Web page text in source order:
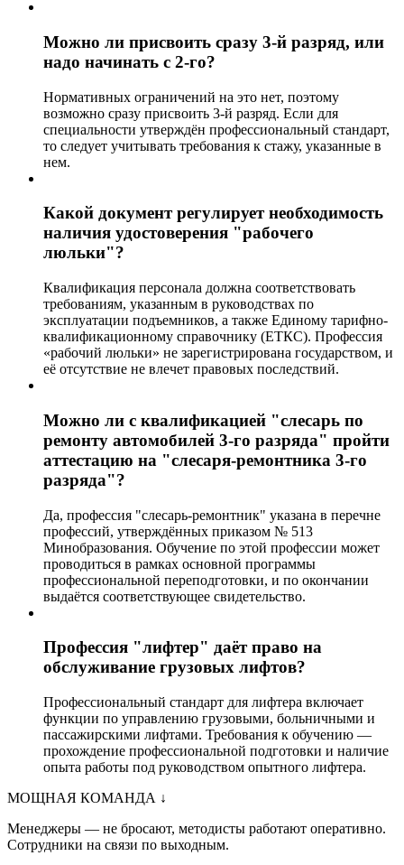
Можно ли присвоить сразу 3-й разряд, или
надо начинать с 2-го?
Нормативных ограничений на это нет, поэтому
возможно сразу присвоить 3-й разряд. Если для
специальности утверждён профессиональный стандарт,
то следует учитывать требования к стажу, указанные в
нем.
Какой документ регулирует необходимость
наличия удостоверения "рабочего
люльки"?
Квалификация персонала должна соответствовать
требованиям, указанным в руководствах по
эксплуатации подъемников, а также Единому тарифно-
квалификационному справочнику (ЕТКС). Профессия
«рабочий люльки» не зарегистрирована государством, и
её отсутствие не влечет правовых последствий.
Можно ли с квалификацией "слесарь по
ремонту автомобилей 3-го разряда" пройти
аттестацию на "слесаря-ремонтника 3-го
разряда"?
Да, профессия "слесарь-ремонтник" указана в перечне
профессий, утверждённых приказом № 513
Минобразования. Обучение по этой профессии может
проводиться в рамках основной программы
профессиональной переподготовки, и по окончании
выдаётся соответствующее свидетельство.
Профессия "лифтер" даёт право на
обслуживание грузовых лифтов?
Профессиональный стандарт для лифтера включает
функции по управлению грузовыми, больничными и
пассажирскими лифтами. Требования к обучению —
прохождение профессиональной подготовки и наличие
опыта работы под руководством опытного лифтера.
МОЩНАЯ КОМАНДА ↓
Менеджеры — не бросают, методисты работают оперативно.
Сотрудники на связи по выходным.